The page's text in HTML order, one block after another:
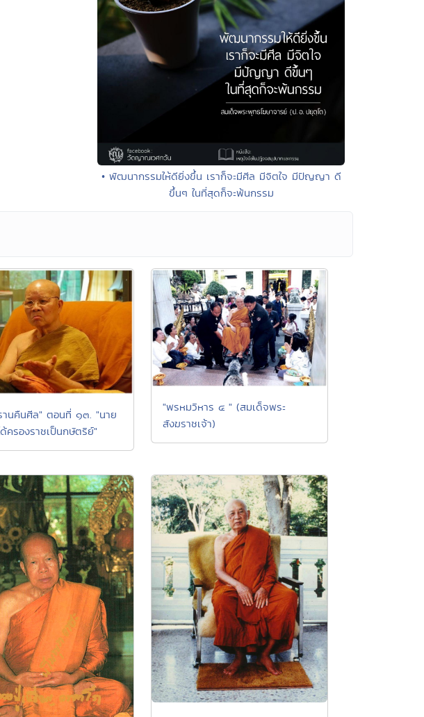
• พัฒนากรรมให้ดียิ่งขึ้น เราก็จะมีศีล มีจิตใจ มีปัญญา ดี
ขึ้นๆ ในที่สุดก็จะพ้นกรรม
านคืนศีล" ตอนที่ ๑๓. "นาย
ครองราชเป็นกษัตริย์"
"พรหมวิหาร ๔ " (สมเด็จพระ
สังฆราชเจ้า)